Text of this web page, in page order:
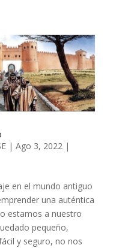
| Ago 3, 2022 |
en el mundo antiguo
una auténtica
estamos a nuestro
pequeño,
y seguro, no nos